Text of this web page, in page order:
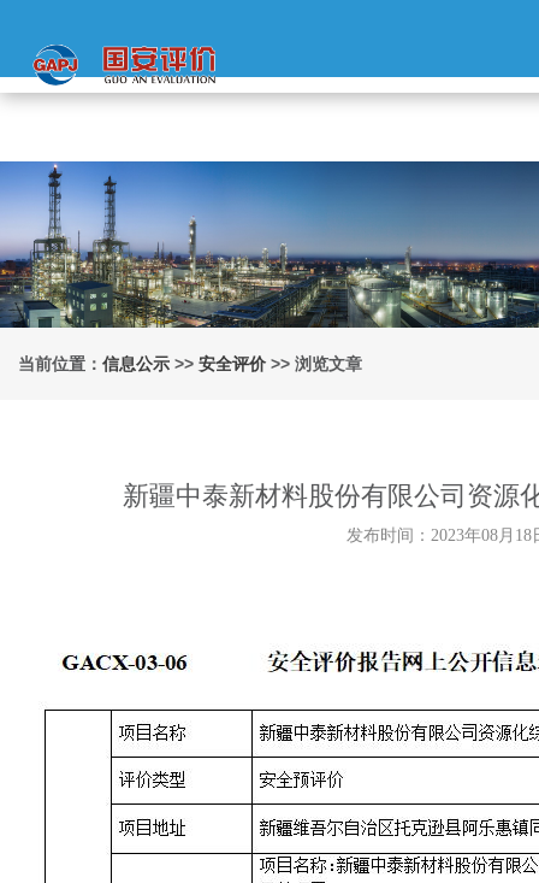
当前位置： 信息公示 >> 安全评价 >> 浏览文章
新疆中泰新材料股份有限公司资源
发布时间：2023年08月